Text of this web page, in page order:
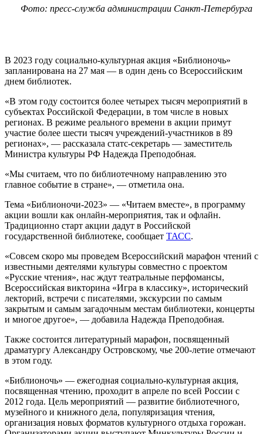
Фото: пресс-служба администрации Санкт‑Петербурга
В 2023 году социально-культурная акция «Библионочь»
запланирована на 27 мая — в один день со Всероссийским
днем библиотек.
«В этом году состоится более четырех тысяч мероприятий в
субъектах Российской Федерации, в том числе в новых
регионах. В режиме реального времени в акции примут
участие более шести тысяч учреждений-участников в 89
регионах», — рассказала статс-секретарь — заместитель
Министра культуры РФ Надежда Преподобная.
«Мы считаем, что по библиотечному направлению это
главное событие в стране», — отметила она.
Тема «Библионочи-2023» — «Читаем вместе», в программу
акции вошли как онлайн-мероприятия, так и офлайн.
Традиционно старт акции дадут в Российской
государственной библиотеке, сообщает ТАСС.
«Совсем скоро мы проведем Всероссийский марафон чтений с
известными деятелями культуры совместно с проектом
«Русские чтения», нас ждут театральные перфомансы,
Всероссийская викторина «Игра в классику», исторический
лекторий, встречи с писателями, экскурсии по самым
закрытым и самым загадочным местам библиотеки, концерты
и многое другое», — добавила Надежда Преподобная.
Также состоится литературный марафон, посвященный
драматургу Александру Островскому, чье 200-летие отмечают
в этом году.
«Библионочь» — ежегодная социально-культурная акция,
посвященная чтению, проходит в апреле по всей России с
2012 года. Цель мероприятий — развитие библиотечного,
музейного и книжного дела, популяризация чтения,
организация новых форматов культурного отдыха горожан.